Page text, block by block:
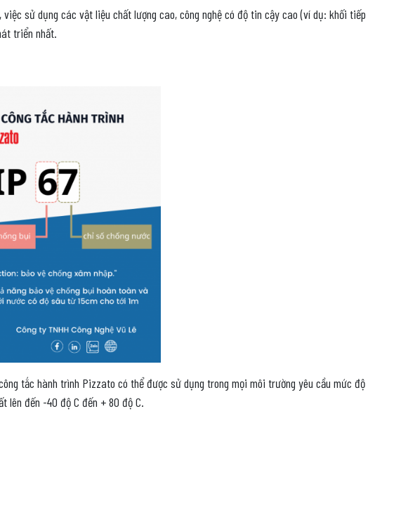
sử dụng các vật liệu chất lượng cao, công nghệ có độ tin cậy cao (ví dụ: khối tiếp
triển nhất.
tắc hành trình Pizzato có thể được sử dụng trong mọi môi trường yêu cầu mức độ
lên đến -40 độ C đến + 80 độ C.